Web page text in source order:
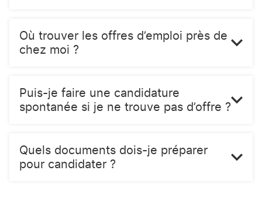
Où trouver les offres d’emploi près de
chez moi ?
Puis-je faire une candidature
spontanée si je ne trouve pas d’offre ?
Quels documents dois-je préparer
pour candidater ?